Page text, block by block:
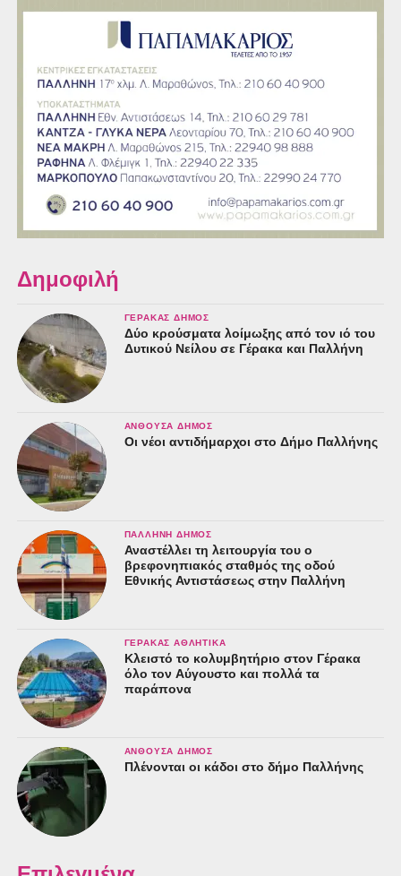
Δημοφιλή
ΓΈΡΑΚΑΣ ΔΉΜΟΣ
Δύο κρούσματα λοίμωξης από τον ιό του
Δυτικού Νείλου σε Γέρακα και Παλλήνη
ΑΝΘΟΎΣΑ ΔΉΜΟΣ
Οι νέοι αντιδήμαρχοι στο Δήμο Παλλήνης
ΠΑΛΛΉΝΗ ΔΉΜΟΣ
Αναστέλλει τη λειτουργία του ο
βρεφονηπιακός σταθμός της οδού
Εθνικής Αντιστάσεως στην Παλλήνη
ΓΈΡΑΚΑΣ ΑΘΛΗΤΙΚΆ
Κλειστό το κολυμβητήριο στον Γέρακα
όλο τον Αύγουστο και πολλά τα
παράπονα
ΑΝΘΟΎΣΑ ΔΉΜΟΣ
Πλένονται οι κάδοι στο δήμο Παλλήνης